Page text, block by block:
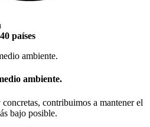
países
ambiente.
contribuimos a mantener el
bajo posible.